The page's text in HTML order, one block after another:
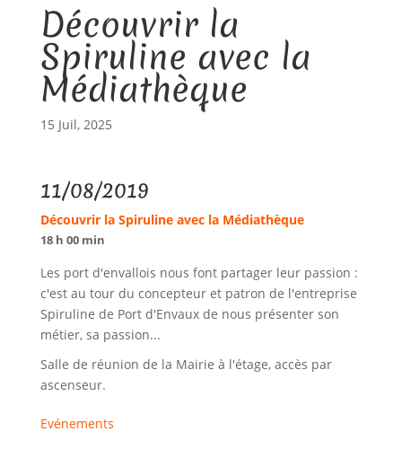
Découvrir la
Spiruline avec la
Médiathèque
15 Juil, 2025
11/08/2019
Découvrir la Spiruline avec la Médiathèque
18 h 00 min
Les port d'envallois nous font partager leur passion :
c'est au tour du concepteur et patron de l'entreprise
Spiruline de Port d'Envaux de nous présenter son
métier, sa passion...
Salle de réunion de la Mairie à l'étage, accès par
ascenseur.
Evénements